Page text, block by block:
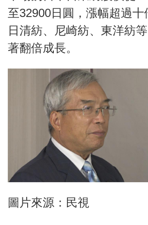
至32900日圓，漲幅超過十
日清紡、尼崎紡、東洋紡
著翻倍成長。
圖片來源：民視